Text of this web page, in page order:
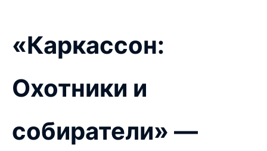
«Каркассон:
Охотники и
собиратели» —